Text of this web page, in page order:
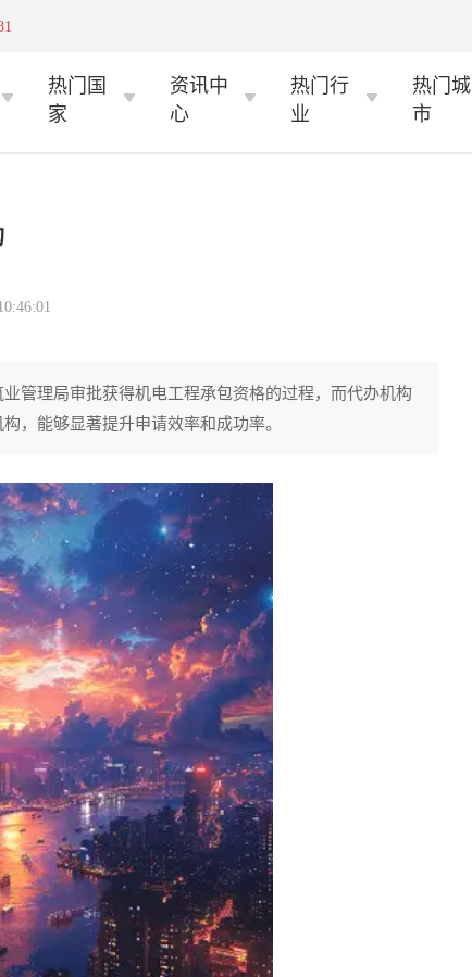
热门国
家
资讯中
心
热门行
业
热门城
市
管理局审批获得机电工程承包资格的过程，而代办机构
，能够显著提升申请效率和成功率。